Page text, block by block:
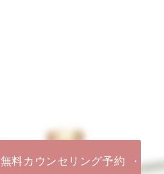
無料カウンセリング予約